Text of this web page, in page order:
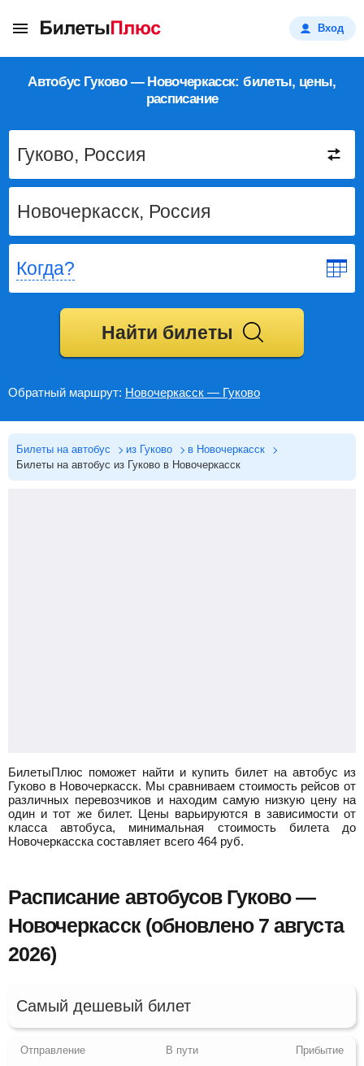
Вход
Автобус Гуково — Новочеркасск: билеты, цены,
расписание
Когда?
Найти билеты
Обратный маршрут: Новочеркасск — Гуково
Билеты на автобус из Гуково
в Новочеркасск
Билеты на автобус из Гуково в Новочеркасск
БилетыПлюс поможет найти и купить билет на автобус из
Гуково в Новочеркасск. Мы сравниваем стоимость рейсов от
различных перевозчиков и находим самую низкую цену на
один и тот же билет. Цены варьируются в зависимости от
класса автобуса, минимальная стоимость билета до
Новочеркасска составляет всего 464 руб.
Расписание автобусов Гуково —
Новочеркасск (обновлено 7 августа
2026)
Самый дешевый билет